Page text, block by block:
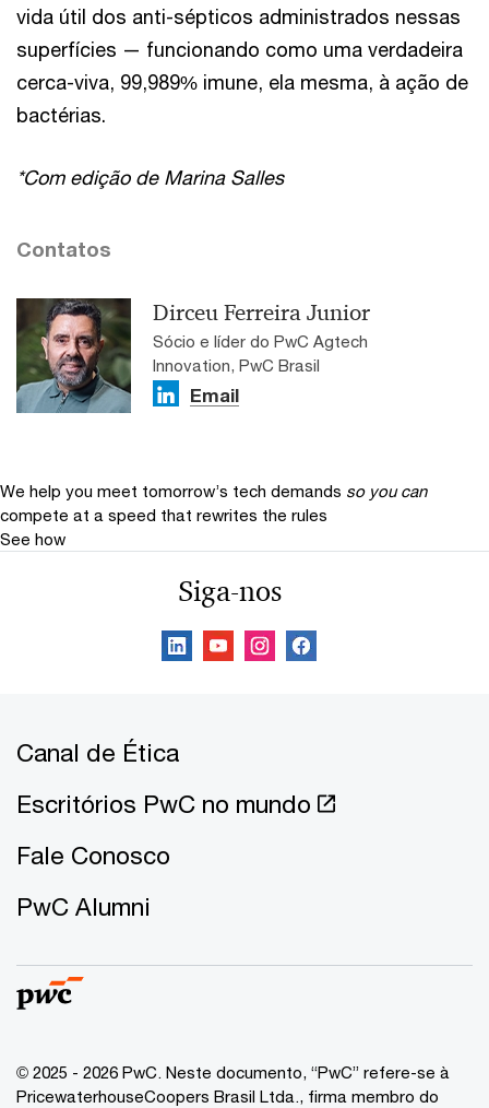
vida útil dos anti-sépticos administrados nessas
superfícies — funcionando como uma verdadeira
cerca-viva, 99,989% imune, ela mesma, à ação de
bactérias.
*Com edição de Marina Salles
Contatos
Dirceu Ferreira Junior
Sócio e líder do PwC Agtech
Innovation, PwC Brasil
Email
We help you meet tomorrow’s tech demands so you can
compete at a speed that rewrites the rules
See how
Siga-nos
Canal de Ética
Escritórios PwC no mundo
Fale Conosco
PwC Alumni
© 2025 - 2026 PwC. Neste documento, “PwC” refere-se à
PricewaterhouseCoopers Brasil Ltda., firma membro do